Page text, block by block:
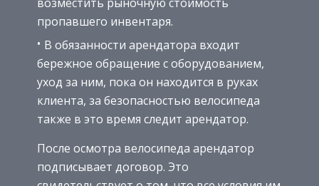
пропавшего инвентаря.
В обязанности арендатора входит
бережное обращение с оборудованием,
уход за ним, пока он находится в руках
клиента, за безопасностью велосипеда
также в это время следит арендатор.
После осмотра велосипеда арендатор
подписывает договор. Это